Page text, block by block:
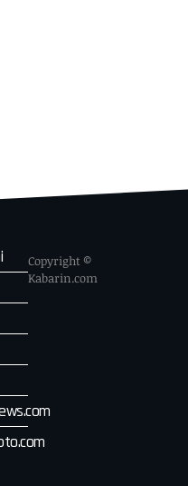
Copyright ©
Kabarin.com